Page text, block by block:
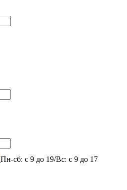
Пн-сб: с 9 до 19/Вс: с 9 до 17